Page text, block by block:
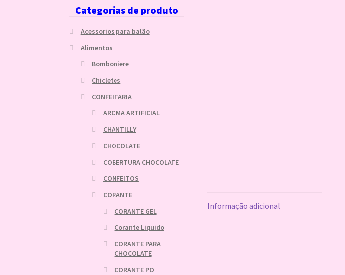
Informação adicional
Categorias de produto
Acessorios para balão
Alimentos
Bomboniere
Chicletes
CONFEITARIA
AROMA ARTIFICIAL
CHANTILLY
CHOCOLATE
COBERTURA CHOCOLATE
CONFEITOS
CORANTE
CORANTE GEL
Corante Liquido
CORANTE PARA
CHOCOLATE
CORANTE PO